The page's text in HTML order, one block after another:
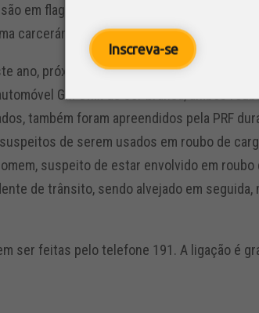
Inscreva-se
em flagrante por Receptação e
carcerário da região.
ano, próximo à borracharia, um automóvel
GM Onix de cor branca, ambos
também foram apreendidos pela PRF
de serem usados em roubo de
suspeito de estar envolvido em roubo
de trânsito, sendo alvejado em
ser feitas pelo telefone 191. A ligação é